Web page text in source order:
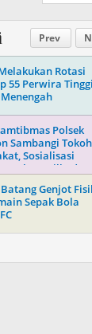
Prev
Rotasi
55 Perwira
Polsek
Sambangi Tokoh
Sosialisasi
Jelang Pilkada
Genjot
Sepak Bola